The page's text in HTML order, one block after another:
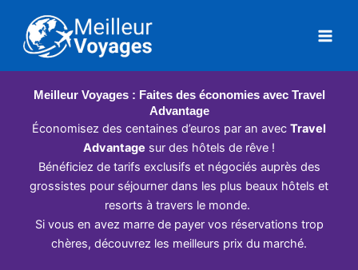
contenu
Meilleur Voyages : Faites des économies avec Travel
Advantage
Économisez des centaines d’euros par an avec Travel
Advantage sur des hôtels de rêve !
Bénéficiez de tarifs exclusifs et négociés auprès des
grossistes pour séjourner dans les plus beaux hôtels et
resorts à travers le monde.
Si vous en avez marre de payer vos réservations trop
chères, découvrez les meilleurs prix du marché.